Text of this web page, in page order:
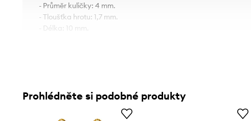
- Průměr kuličky: 4 mm.
- Tloušťka hrotu: 1,7 mm.
- Délka: 10 mm.
Prohlédněte si podobné produkty